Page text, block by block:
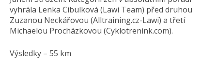
vyhrála Lenka Cibulková (Lawi Team) před druhou
Zuzanou Neckářovou (Alltraining.cz-Lawi) a třetí
Michaelou Procházkovou (Cyklotrenink.com).
Výsledky – 55 km